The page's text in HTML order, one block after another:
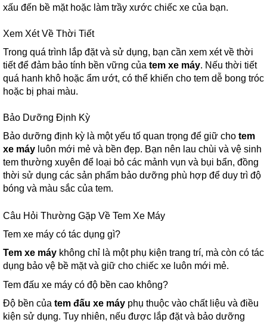
xấu đến bề mặt hoặc làm trầy xước chiếc xe của bạn.
Xem Xét Về Thời Tiết
Trong quá trình lắp đặt và sử dụng, bạn cần xem xét về thời
tiết để đảm bảo tính bền vững của tem xe máy. Nếu thời tiết
quá hanh khô hoặc ẩm ướt, có thể khiến cho tem dễ bong tróc
hoặc bị phai màu.
Bảo Dưỡng Định Kỳ
Bảo dưỡng định kỳ là một yếu tố quan trọng để giữ cho tem
xe máy luôn mới mẻ và bền đẹp. Bạn nên lau chùi và vệ sinh
tem thường xuyên để loại bỏ các mảnh vụn và bụi bẩn, đồng
thời sử dụng các sản phẩm bảo dưỡng phù hợp để duy trì độ
bóng và màu sắc của tem.
Câu Hỏi Thường Gặp Về Tem Xe Máy
Tem xe máy có tác dụng gì?
Tem xe máy không chỉ là một phụ kiện trang trí, mà còn có tác
dụng bảo vệ bề mặt và giữ cho chiếc xe luôn mới mẻ.
Tem đấu xe máy có độ bền cao không?
Độ bền của tem đấu xe máy phụ thuộc vào chất liệu và điều
kiện sử dụng. Tuy nhiên, nếu được lắp đặt và bảo dưỡng